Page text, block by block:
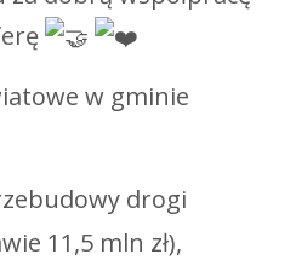
w gminie
drogi
11,5 mln zł),